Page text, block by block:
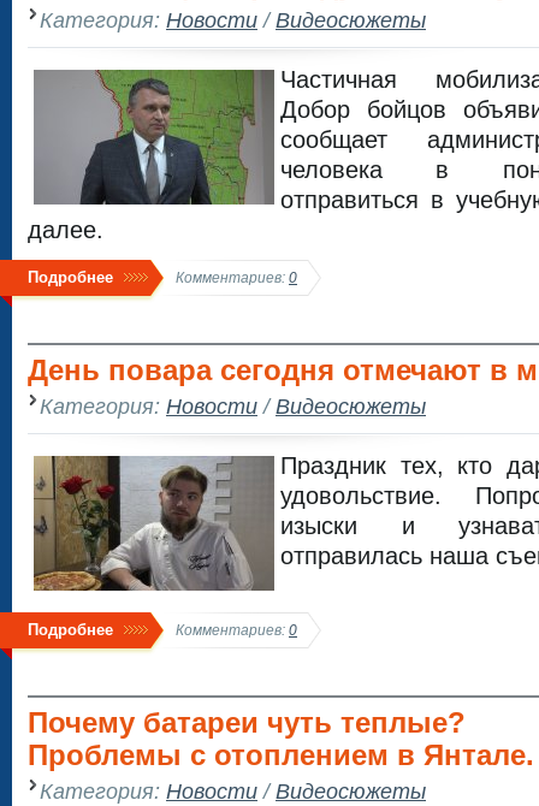
Категория: Новости/Видеосюжеты
Частичная
Добор бойцов
сообщает
человека в
отправиться в
далее.
Подробнее Комментариев: 0
День повара сегодня отмечают в
Категория: Новости/Видеосюжеты
Праздник тех, кто
удовольствие.
изыски и
отправилась наша
Подробнее Комментариев: 0
Почему батареи чуть теплые?
Проблемы с отоплением в Янтале.
Категория: Новости/Видеосюжеты